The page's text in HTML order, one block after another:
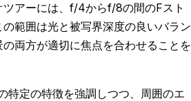
ツアーには、f/4からf/8の間のFスト
範囲は光と被写界深度の良いバラン
両方が適切に焦点を合わせることを
特定の特徴を強調しつつ、周囲のエ